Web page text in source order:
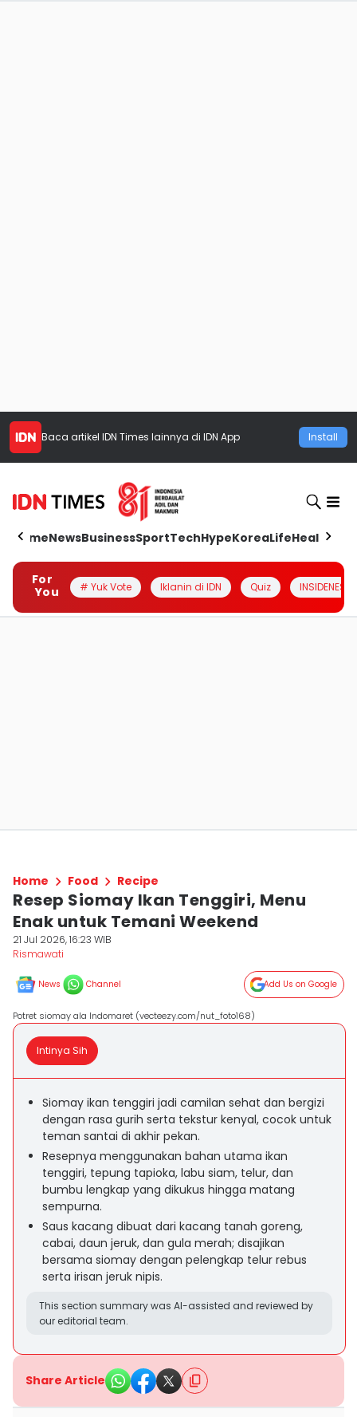
Baca artikel IDN Times lainnya di IDN App Install
HomeNewsBusinessSportTechHypeKoreaLifeHealth
For
You
# Yuk Vote Iklanin di IDN Quiz INSIDENESIA
Home Food Recipe
Resep Siomay Ikan Tenggiri, Menu
Enak untuk Temani Weekend
21 Jul 2026, 16:23 WIB
Rismawati
News Channel Add Us on Google
Potret siomay ala Indomaret (vecteezy.com/nut_foto168)
Intinya Sih
Siomay ikan tenggiri jadi camilan sehat dan bergizi
dengan rasa gurih serta tekstur kenyal, cocok untuk
teman santai di akhir pekan.
Resepnya menggunakan bahan utama ikan
tenggiri, tepung tapioka, labu siam, telur, dan
bumbu lengkap yang dikukus hingga matang
sempurna.
Saus kacang dibuat dari kacang tanah goreng,
cabai, daun jeruk, dan gula merah; disajikan
bersama siomay dengan pelengkap telur rebus
serta irisan jeruk nipis.
This section summary was AI-assisted and reviewed by
our editorial team.
Share Article